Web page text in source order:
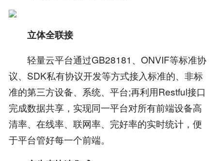
立体全联接
轻量云平台通过GB28181、ONVIF等标准协
议、SDK私有协议开发等方式接入标准的、非标
准的第三方设备、系统、平台;再利用Restful接口
完成数据共享，实现同一平台对所有前端设备高
清率、在线率、联网率、完好率的实时统计，便
于平台管好每一个前端。